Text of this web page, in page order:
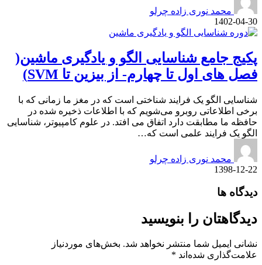
محمد نوری زاده چرلو
1402-04-30
پکیج جامع شناسایی الگو و یادگیری ماشین(
فصل های اول تا چهارم- از بیزین تا SVM)
شناسایی الگو یک فرایند شناختی است که در مغز ما زمانی که با
برخی اطلاعاتی روبرو می‌شویم که با اطلاعات ذخیره شده در
حافظه ما مطابقت دارد اتفاق می افتد. در علوم کامپیوتر، شناسایی
الگو یک فرایند علمی است که…
محمد نوری زاده چرلو
1398-12-22
دیدگاه ها
دیدگاهتان را بنویسید
نشانی ایمیل شما منتشر نخواهد شد. بخش‌های موردنیاز
علامت‌گذاری شده‌اند *